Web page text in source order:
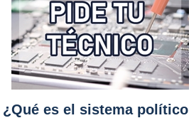
¿Qué es el sistema político